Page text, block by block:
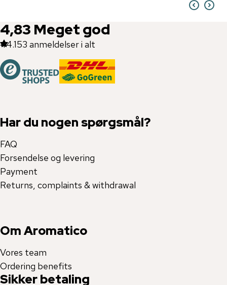
4,83 Meget god
44.153 anmeldelser i alt
Har du nogen spørgsmål?
FAQ
Forsendelse og levering
Payment
Returns, complaints & withdrawal
Om Aromatico
Vores team
Ordering benefits
Sikker betaling